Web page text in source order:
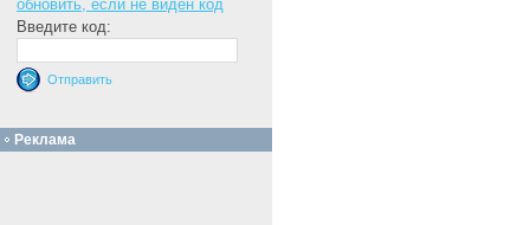
обновить, если не виден код
Введите код:
Реклама